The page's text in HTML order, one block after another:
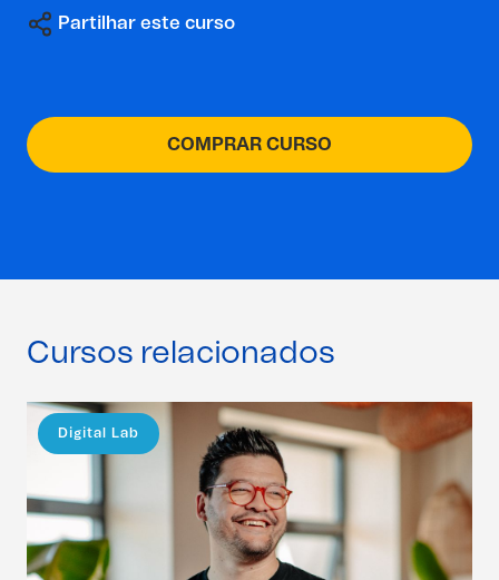
Partilhar este curso
COMPRAR CURSO
Cursos relacionados
Digital Lab